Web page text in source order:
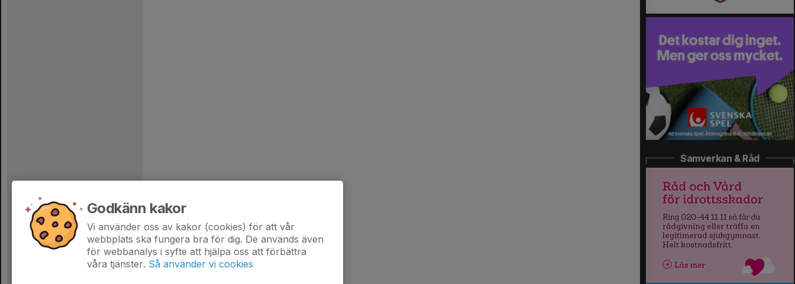
Samverkan & Råd
Godkänn kakor
Vi använder oss av kakor (cookies) för att vår
webbplats ska fungera bra för dig. De används även
för webbanalys i syfte att hjälpa oss att förbättra
våra tjänster. Så använder vi cookies